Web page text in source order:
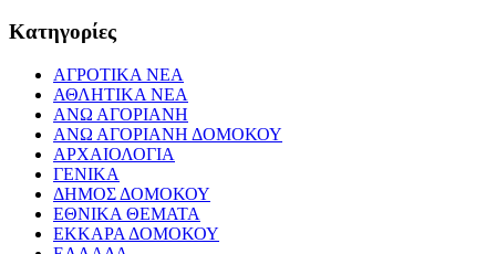
Kατηγορίες
ΑΓΡΟΤΙΚΑ ΝΕΑ
ΑΘΛΗΤΙΚΑ ΝΕΑ
ΑΝΩ ΑΓΟΡΙΑΝΗ
ΑΝΩ ΑΓΟΡΙΑΝΗ ΔΟΜΟΚΟΥ
ΑΡΧΑΙΟΛΟΓΙΑ
ΓΕΝΙΚΑ
ΔΗΜΟΣ ΔΟΜΟΚΟΥ
ΕΘΝΙΚΑ ΘΕΜΑΤΑ
ΕΚΚΑΡΑ ΔΟΜΟΚΟΥ